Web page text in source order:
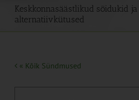
Keskkonnasäästlikud sõidukid ja
alternatiivkütused
« Kõik Sündmused